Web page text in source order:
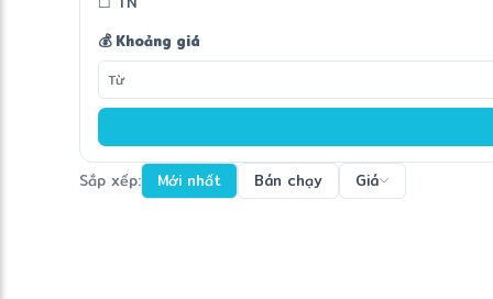
💰 Khoảng giá
Sắp xếp: Mới nhất Bán chạy Giá